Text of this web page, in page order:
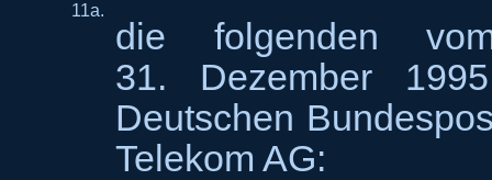
11a.
die folgenden
31. Dezember
Deutschen
Telekom AG: